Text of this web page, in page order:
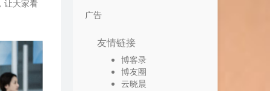
让大家看
广告
友情链接
博客录
博友圈
云晓晨